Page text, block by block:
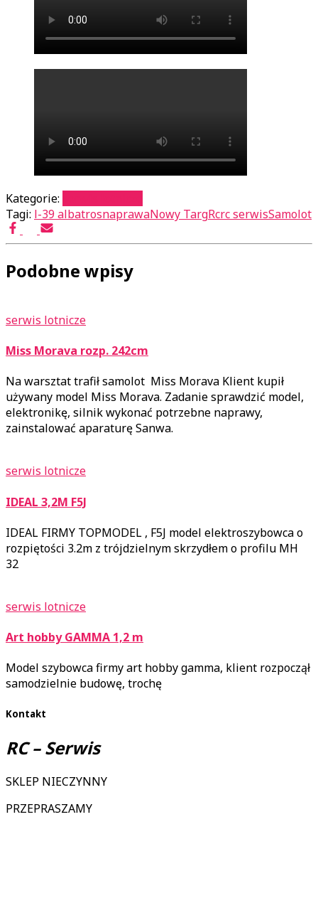
Kategorie:
Tagi: l-39 albatrosnaprawaNowy TargRcrc serwisSamolot
Podobne wpisy
serwis lotnicze
Miss Morava rozp. 242cm
Na warsztat trafił samolot Miss Morava Klient kupił
używany model Miss Morava. Zadanie sprawdzić model,
elektronikę, silnik wykonać potrzebne naprawy,
zainstalować aparaturę Sanwa.
serwis lotnicze
IDEAL 3,2M F5J
IDEAL FIRMY TOPMODEL , F5J model elektroszybowca o
rozpiętości 3.2m z trójdzielnym skrzydłem o profilu MH
32
serwis lotnicze
Art hobby GAMMA 1,2 m
Model szybowca firmy art hobby gamma, klient rozpoczął
samodzielnie budowę, trochę
Kontakt
RC – Serwis
SKLEP NIECZYNNY
PRZEPRASZAMY